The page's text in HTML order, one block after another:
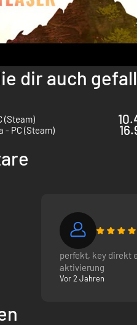
dir auch
(Steam)
- PC (Steam)
perfekt, key direkt
aktivierung
Vor 2 Jahren